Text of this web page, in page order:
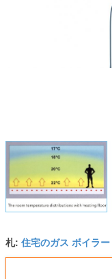
札: 住宅のガス ボイラー